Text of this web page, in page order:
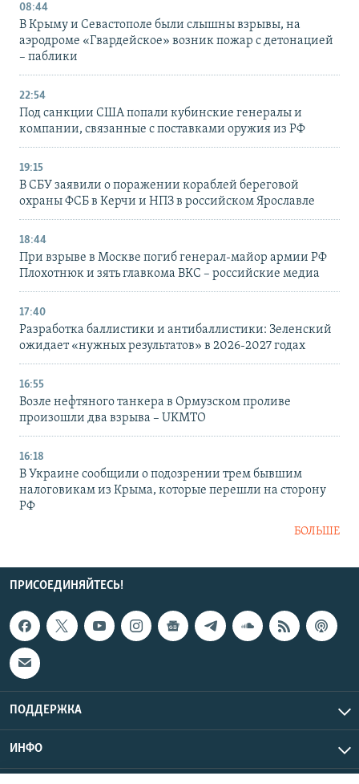
08:44
В Крыму и Севастополе были слышны взрывы, на
аэродроме «Гвардейское» возник пожар с детонацией
– паблики
22:54
Под санкции США попали кубинские генералы и
компании, связанные с поставками оружия из РФ
19:15
В СБУ заявили о поражении кораблей береговой
охраны ФСБ в Керчи и НПЗ в российском Ярославле
18:44
При взрыве в Москве погиб генерал-майор армии РФ
Плохотнюк и зять главкома ВКС – российские медиа
17:40
Разработка баллистики и антибаллистики: Зеленский
ожидает «нужных результатов» в 2026-2027 годах
16:55
Возле нефтяного танкера в Ормузском проливе
произошли два взрыва – UKMTO
16:18
В Украине сообщили о подозрении трем бывшим
налоговикам из Крыма, которые перешли на сторону
РФ
БОЛЬШЕ
ПРИСОЕДИНЯЙТЕСЬ!
ПОДДЕРЖКА
ИНФО